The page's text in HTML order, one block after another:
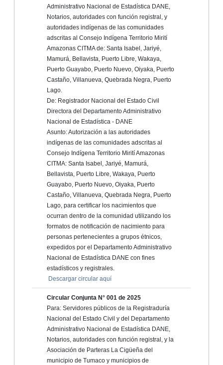
Administrativo Nacional de Estadística DANE,
Notarios, autoridades con función registral, y
autoridades indígenas de las comunidades
adscritas al Consejo Indígena Territorio Mirití
Amazonas CITMA de: Santa Isabel, Jariyé,
Mamurá, Bellavista, Puerto Libre, Wakaya,
Puerto Guayabo, Puerto Nuevo, Oiyaka, Puerto
Castaño, Villanueva, Quebrada Negra, Puerto
Lago.
De: Registrador Nacional del Estado Civil
Directora del Departamento Administrativo
Nacional de Estadística - DANE
Asunto: Autorización a las autoridades
indígenas de las comunidades adscritas al
Consejo Indígena Territorio Mirití Amazonas
CITMA: Santa Isabel, Jariyé, Mamurá,
Bellavista, Puerto Libre, Wakaya, Puerto
Guayabo, Puerto Nuevo, Oiyaka, Puerto
Castaño, Villanueva, Quebrada Negra, Puerto
Lago, para certificar los nacimientos que
ocurran dentro de la comunidad utilizando los
formatos de notificación de nacimiento para
personas pertenecientes a grupos étnicos,
expedidos por el Departamento Administrativo
Nacional de Estadística DANE con fines
estadísticos y registrales.
Descargar circular aquí
Circular Conjunta N° 001 de 2025
Para: Servidores públicos de la Registraduría
Nacional del Estado Civil y del Departamento
Administrativo Nacional de Estadística DANE,
Notarios, autoridades con función registral, y la
Asociación de Parteras La Cigüeña del
municipio de Tumaco y municipios de